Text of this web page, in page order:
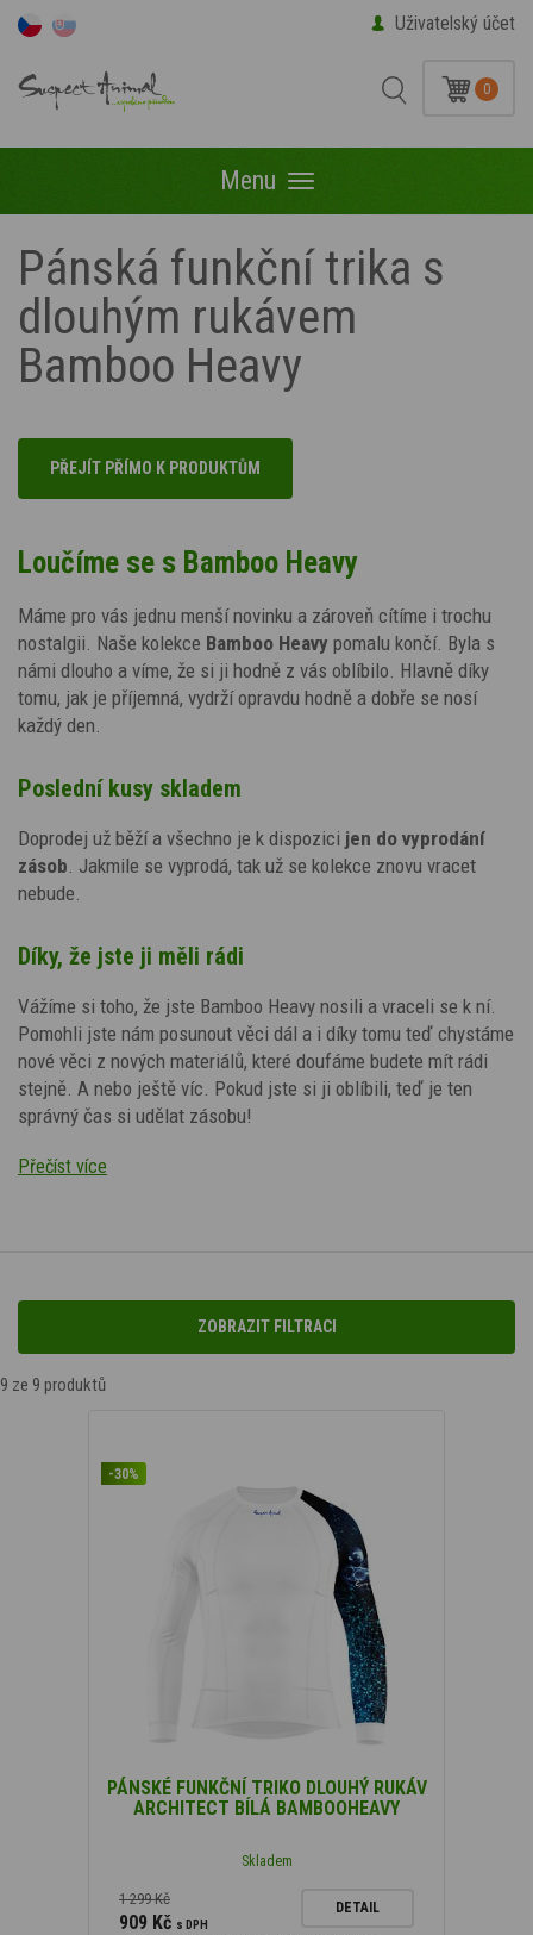
Uživatelský účet
0
Menu Menu
Pánská funkční trika s
dlouhým rukávem
Bamboo Heavy
PŘEJÍT PŘÍMO K PRODUKTŮM
Loučíme se s Bamboo Heavy
Máme pro vás jednu menší novinku a zároveň cítíme i trochu
nostalgii. Naše kolekce Bamboo Heavy pomalu končí. Byla s
námi dlouho a víme, že si ji hodně z vás oblíbilo. Hlavně díky
tomu, jak je příjemná, vydrží opravdu hodně a dobře se nosí
každý den.
Poslední kusy skladem
Doprodej už běží a všechno je k dispozici jen do vyprodání
zásob. Jakmile se vyprodá, tak už se kolekce znovu vracet
nebude.
Díky, že jste ji měli rádi
Vážíme si toho, že jste Bamboo Heavy nosili a vraceli se k ní.
Pomohli jste nám posunout věci dál a i díky tomu teď chystáme
nové věci z nových materiálů, které doufáme budete mít rádi
stejně. A nebo ještě víc. Pokud jste si ji oblíbili, teď je ten
správný čas si udělat zásobu!
Přečíst více
ZOBRAZIT FILTRACI
9 ze 9 produktů
-30%
PÁNSKÉ FUNKČNÍ TRIKO DLOUHÝ RUKÁV
ARCHITECT BÍLÁ BAMBOOHEAVY
Skladem
1 299 Kč
909 Kč s DPH
DETAIL